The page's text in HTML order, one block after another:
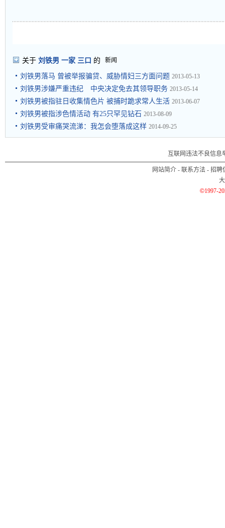
关于 刘铁男 一家 三口 的 新闻
刘铁男落马 曾被举报骗贷、威胁情妇三方面问题 2013-05-13
刘铁男涉嫌严重违纪 中央决定免去其领导职务 2013-05-14
刘铁男被指驻日收集情色片 被捕时跪求常人生活 2013-06-07
刘铁男被指涉色情活动 有25只罕见钻石 2013-08-09
刘铁男受审痛哭流涕：我怎会堕落成这样 2014-09-25
互联网违法不良信息
网站简介 - 联系方法 - 招聘
©1997-